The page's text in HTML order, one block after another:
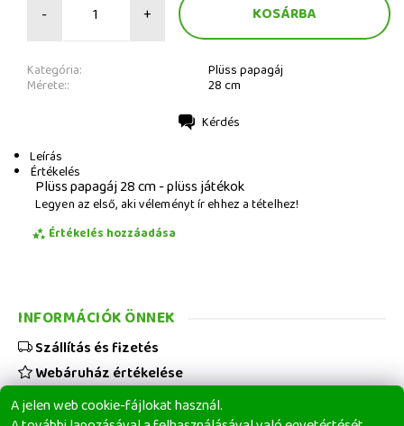
- +
Kategória: Plüss papagáj
Mérete:: 28 cm
Kérdés
Leírás
Értékelés
Plüss papagáj 28 cm - plüss játékok
Legyen az első, aki véleményt ír ehhez a tételhez!
Értékelés hozzáadása
A jelen web cookie-fájlokat használ.
INFORMÁCIÓK ÖNNEK
Szállítás és fizetés
Webáruház értékelése
Viszonteladóknak